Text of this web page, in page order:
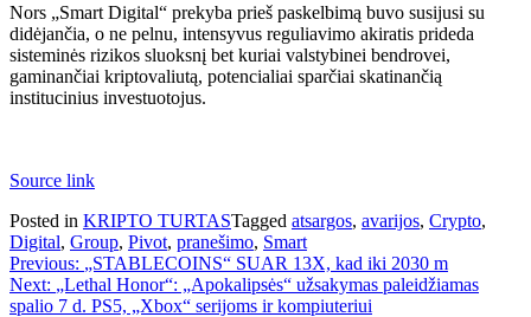
Nors „Smart Digital“ prekyba prieš paskelbimą buvo susijusi su
didėjančia, o ne pelnu, intensyvus reguliavimo akiratis prideda
sisteminės rizikos sluoksnį bet kuriai valstybinei bendrovei,
gaminančiai kriptovaliutą, potencialiai sparčiai skatinančią
institucinius investuotojus.
Source link
Posted in KRIPTO TURTASTagged atsargos, avarijos, Crypto,
Digital, Group, Pivot, pranešimo, Smart
Navigacija
tarp
Previous: „STABLECOINS“ SUAR 13X, kad iki 2030 m
Next: „Lethal Honor“: „Apokalipsės“ užsakymas paleidžiamas
spalio 7 d. PS5, „Xbox“ serijoms ir kompiuteriui